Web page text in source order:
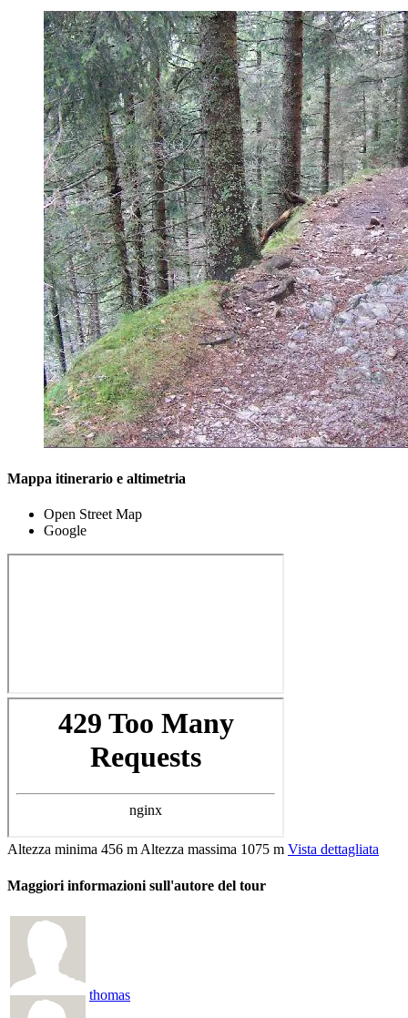
Mappa itinerario e altimetria
Open Street Map
Google
Altezza minima 456 m Altezza massima 1075 m Vista dettagliata
Maggiori informazioni sull'autore del tour
thomas